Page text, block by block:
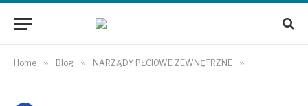
Home » Blog » NARZĄDY PŁCIOWE ZEWNĘTRZNE »